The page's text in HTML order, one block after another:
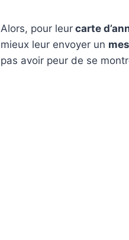
Alors, pour leur carte
mieux leur envoyer un
pas avoir peur de se